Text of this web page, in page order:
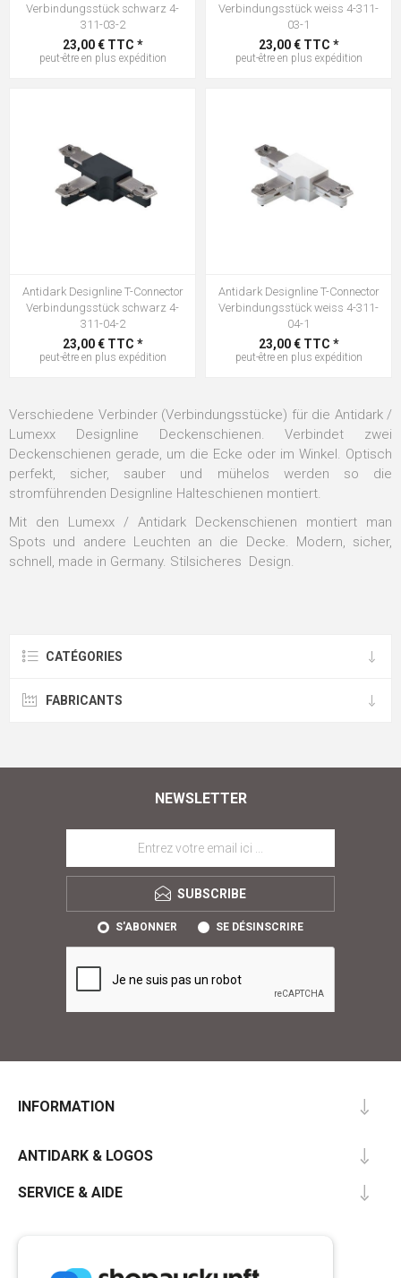
Verbindungsstück schwarz 4-
311-03-2
23,00 € TTC *
peut-être en plus expédition
Verbindungsstück weiss 4-311-
03-1
23,00 € TTC *
peut-être en plus expédition
Antidark Designline T-Connector
Verbindungsstück schwarz 4-
311-04-2
23,00 € TTC *
peut-être en plus expédition
Antidark Designline T-Connector
Verbindungsstück weiss 4-311-
04-1
23,00 € TTC *
peut-être en plus expédition
Verschiedene Verbinder (Verbindungsstücke) für die Antidark /
Lumexx Designline Deckenschienen. Verbindet zwei
Deckenschienen gerade, um die Ecke oder im Winkel. Optisch
perfekt, sicher, sauber und mühelos werden so die
stromführenden Designline Halteschienen montiert.
Mit den Lumexx / Antidark Deckenschienen montiert man
Spots und andere Leuchten an die Decke. Modern, sicher,
schnell, made in Germany. Stilsicheres Design.
CATÉGORIES
FABRICANTS
NEWSLETTER
SUBSCRIBE
S'ABONNER SE DÉSINSCRIRE
INFORMATION
ANTIDARK & LOGOS
SERVICE & AIDE